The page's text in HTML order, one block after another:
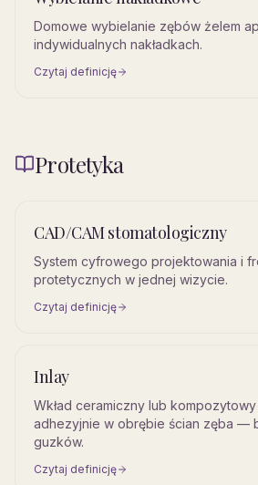
Domowe wybielanie zębów żelem
indywidualnych nakładkach.
Czytaj definicję
Protetyka
CAD/CAM stomatologiczny
System cyfrowego projektowania i
protetycznych w jednej wizycie.
Czytaj definicję
Inlay
Wkład ceramiczny lub
adhezyjnie w obrębie ścian zęba —
guzków.
Czytaj definicję